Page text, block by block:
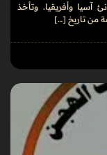
آسيا وأفريقيا. وتأخذ
من تاريخ […]